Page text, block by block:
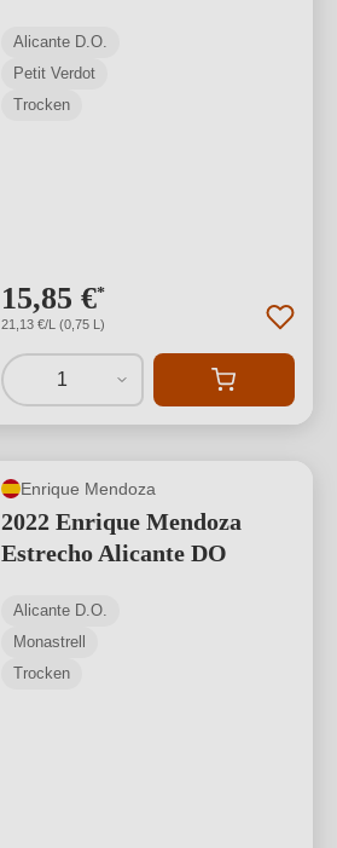
Alicante D.O.
Petit Verdot
Trocken
15,85 €*
21,13 €/L (0,75 L)
1
Enrique Mendoza
2022 Enrique Mendoza
Estrecho Alicante DO
Alicante D.O.
Monastrell
Trocken